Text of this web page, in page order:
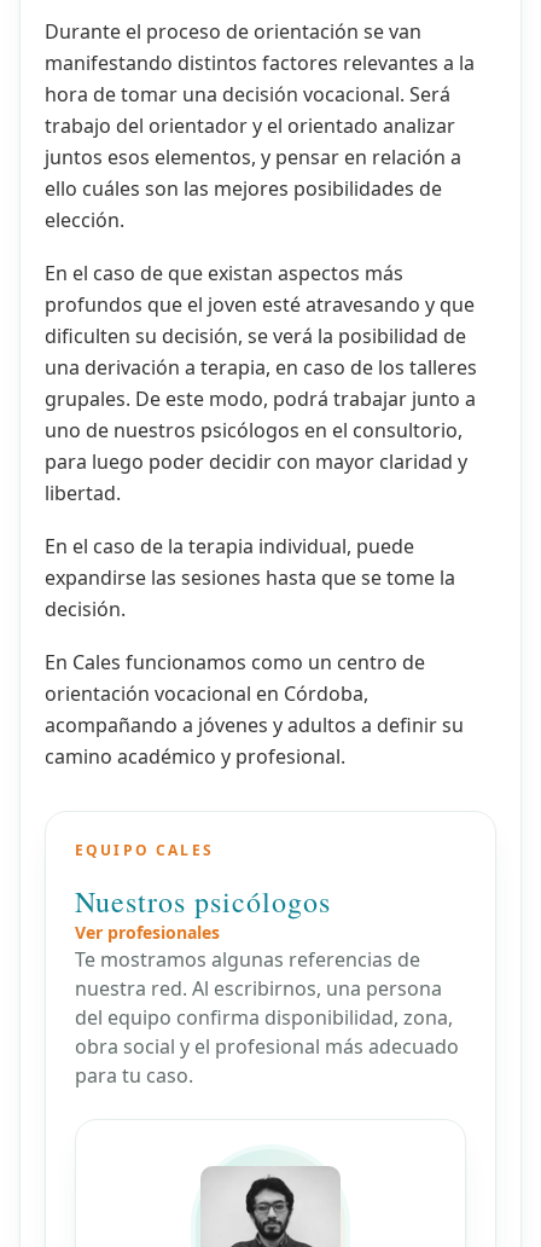
Durante el proceso de orientación se van
manifestando distintos factores relevantes a la
hora de tomar una decisión vocacional. Será
trabajo del orientador y el orientado analizar
juntos esos elementos, y pensar en relación a
ello cuáles son las mejores posibilidades de
elección.
En el caso de que existan aspectos más
profundos que el joven esté atravesando y que
dificulten su decisión, se verá la posibilidad de
una derivación a terapia, en caso de los talleres
grupales. De este modo, podrá trabajar junto a
uno de nuestros psicólogos en el consultorio,
para luego poder decidir con mayor claridad y
libertad.
En el caso de la terapia individual, puede
expandirse las sesiones hasta que se tome la
decisión.
En Cales funcionamos como un centro de
orientación vocacional en Córdoba,
acompañando a jóvenes y adultos a definir su
camino académico y profesional.
EQUIPO CALES
Nuestros psicólogos
Ver profesionales
Te mostramos algunas referencias de
nuestra red. Al escribirnos, una persona
del equipo confirma disponibilidad, zona,
obra social y el profesional más adecuado
para tu caso.